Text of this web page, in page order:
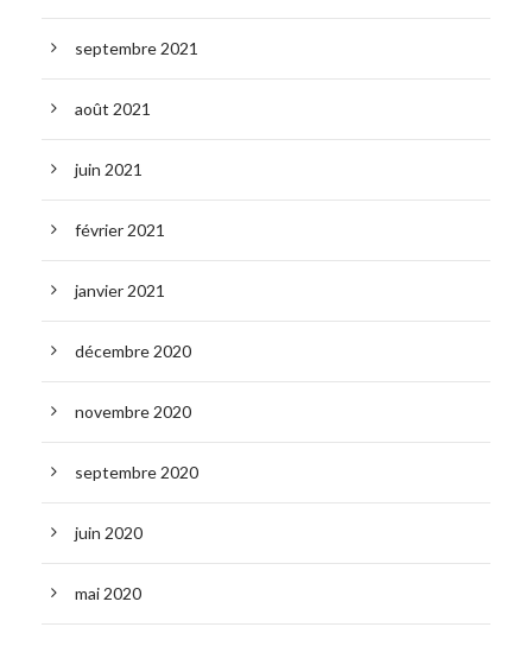
septembre 2021
août 2021
juin 2021
février 2021
janvier 2021
décembre 2020
novembre 2020
septembre 2020
juin 2020
mai 2020